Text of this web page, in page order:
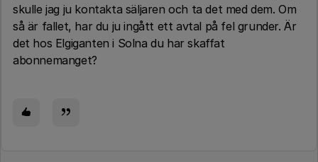
skulle jag ju kontakta säljaren och ta det med dem. Om
så är fallet, har du ju ingått ett avtal på fel grunder. Är
det hos Elgiganten i Solna du har skaffat
abonnemanget?